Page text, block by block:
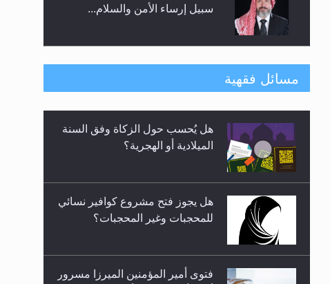
سبيل إرساء الأمن والسلام...
رأيٌ في لغة المسيح الموعود عليه
**الحصن الحصين من وساوس
المعارضين ...**...
مسائل فقهية
هل يُحسب حول الزكاة وفق السنة
الميلادية أو الهجرية؟
هل يجوز فتح مشروع كوافير نسائي
للمحجبات وغير المحجبات؟
فتوى أمير المؤمنين الميرزا مسرور